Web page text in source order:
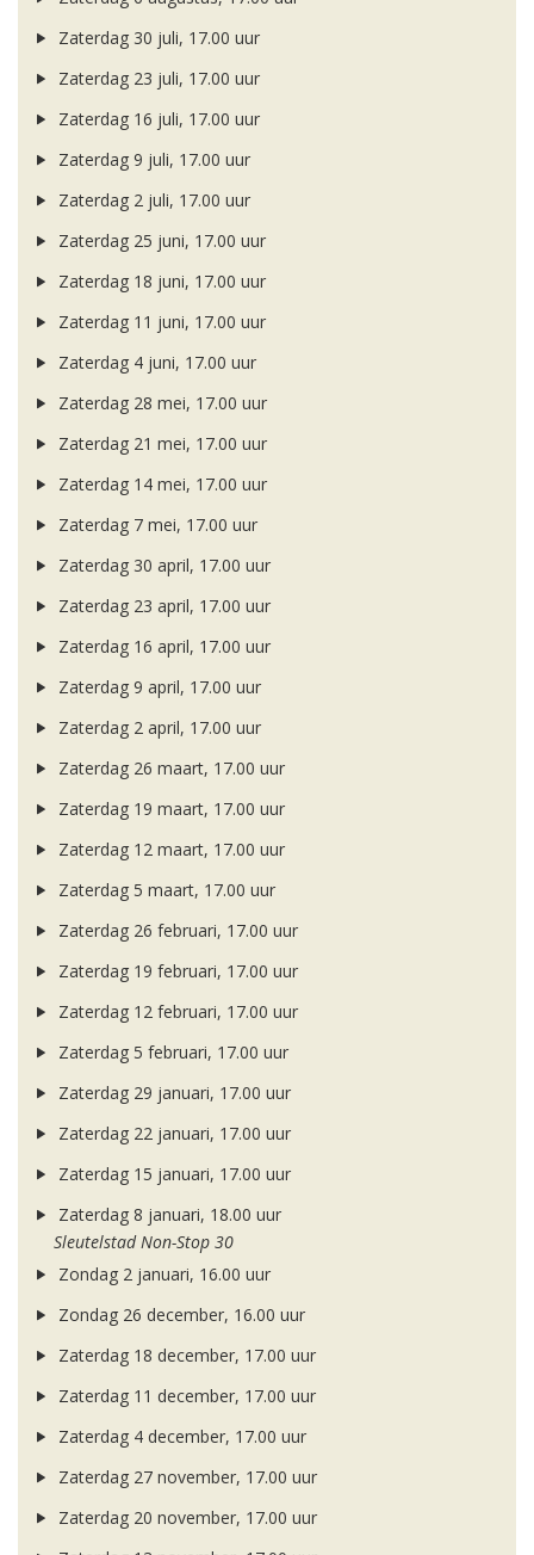
Zaterdag 30 juli, 17.00 uur
Zaterdag 23 juli, 17.00 uur
Zaterdag 16 juli, 17.00 uur
Zaterdag 9 juli, 17.00 uur
Zaterdag 2 juli, 17.00 uur
Zaterdag 25 juni, 17.00 uur
Zaterdag 18 juni, 17.00 uur
Zaterdag 11 juni, 17.00 uur
Zaterdag 4 juni, 17.00 uur
Zaterdag 28 mei, 17.00 uur
Zaterdag 21 mei, 17.00 uur
Zaterdag 14 mei, 17.00 uur
Zaterdag 7 mei, 17.00 uur
Zaterdag 30 april, 17.00 uur
Zaterdag 23 april, 17.00 uur
Zaterdag 16 april, 17.00 uur
Zaterdag 9 april, 17.00 uur
Zaterdag 2 april, 17.00 uur
Zaterdag 26 maart, 17.00 uur
Zaterdag 19 maart, 17.00 uur
Zaterdag 12 maart, 17.00 uur
Zaterdag 5 maart, 17.00 uur
Zaterdag 26 februari, 17.00 uur
Zaterdag 19 februari, 17.00 uur
Zaterdag 12 februari, 17.00 uur
Zaterdag 5 februari, 17.00 uur
Zaterdag 29 januari, 17.00 uur
Zaterdag 22 januari, 17.00 uur
Zaterdag 15 januari, 17.00 uur
Zaterdag 8 januari, 18.00 uur
Sleutelstad Non-Stop 30
Zondag 2 januari, 16.00 uur
Zondag 26 december, 16.00 uur
Zaterdag 18 december, 17.00 uur
Zaterdag 11 december, 17.00 uur
Zaterdag 4 december, 17.00 uur
Zaterdag 27 november, 17.00 uur
Zaterdag 20 november, 17.00 uur